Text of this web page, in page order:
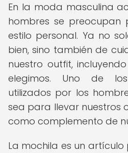
En la moda masculina
hombres se preocupan
estilo personal. Ya no
bien, sino también de
nuestro outfit,
elegimos. Uno de
utilizados por los
sea para llevar nuestros
como complemento de
La mochila es un